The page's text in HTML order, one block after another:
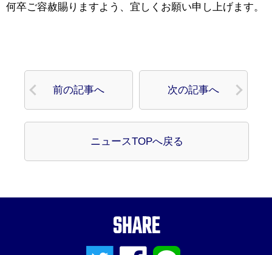
何卒ご容赦賜りますよう、宜しくお願い申し上げます。
前の記事へ 次の記事へ
ニュースTOPへ戻る
SHARE